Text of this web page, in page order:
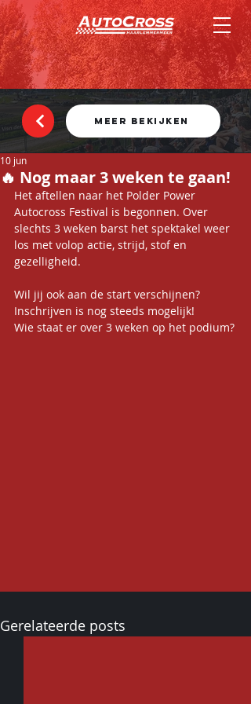
MEER BEKIJKEN
🔥 Nog maar 3 weken te gaan!
10 jun
Het aftellen naar het Polder Power
Autocross Festival is begonnen. Over
slechts 3 weken barst het spektakel weer
los met volop actie, strijd, stof en
gezelligheid.
Wil jij ook aan de start verschijnen?
Inschrijven is nog steeds mogelijk!
Wie staat er over 3 weken op het podium?
Gerelateerde posts